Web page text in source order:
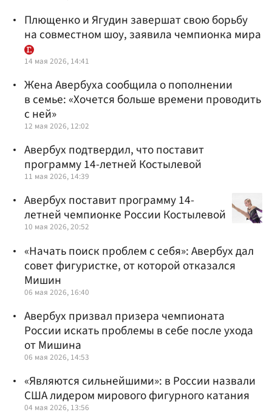
Плющенко и Ягудин завершат свою борьбу
на совместном шоу, заявила чемпионка мира
14 мая 2026, 14:41
Жена Авербуха сообщила о пополнении
в семье: «Хочется больше времени проводить
с ней»
12 мая 2026, 12:02
Авербух подтвердил, что поставит
программу 14-летней Костылевой
11 мая 2026, 14:39
Авербух поставит программу 14-
летней чемпионке России Костылевой
10 мая 2026, 20:52
«Начать поиск проблем с себя»: Авербух дал
совет фигуристке, от которой отказался
Мишин
06 мая 2026, 16:40
Авербух призвал призера чемпионата
России искать проблемы в себе после ухода
от Мишина
06 мая 2026, 14:53
«Являются сильнейшими»: в России назвали
США лидером мирового фигурного катания
04 мая 2026, 13:56